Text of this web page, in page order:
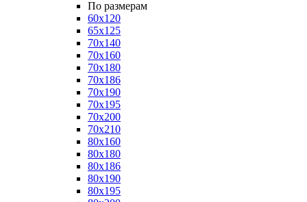
По размерам
60x120
65x125
70x140
70x160
70x180
70x186
70x190
70x195
70x200
70x210
80x160
80x180
80x186
80x190
80x195